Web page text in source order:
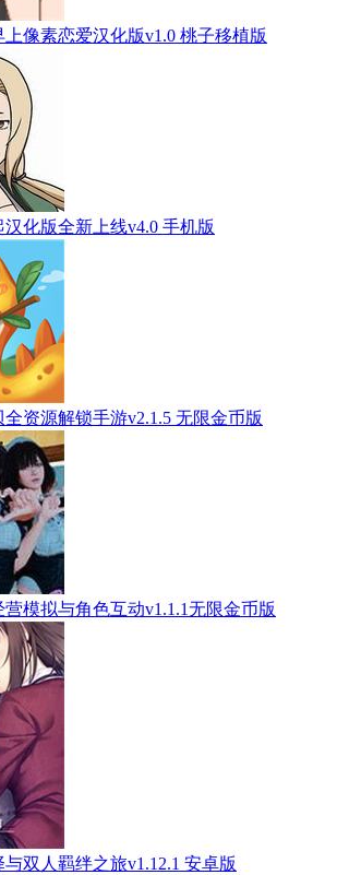
像素恋爱汉化版v1.0 桃子移植版
化版全新上线v4.0 手机版
资源解锁手游v2.1.5 无限金币版
模拟与角色互动v1.1.1无限金币版
双人羁绊之旅v1.12.1 安卓版